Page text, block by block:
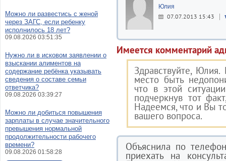
Юлия
07.07.2013 15:43
Имеется комментарий
Здравствуйте,
место быть
что в этой
подчеркнув тот
Надеемся, что и Вы
вашего вопроса.
Объяснила по
приехать на
Можно ли развестись с женой
через ЗАГС, если ребенку
исполнилось 18 лет?
09.08.2026 03:51:35
Нужно ли в исковом заявлении о
взыскании алиментов на
содержание ребёнка указывать
сведения о составе семьи
ответчика?
09.08.2026 03:39:27
Можно ли добиться повышения
зарплаты в случае значительного
превышения нормальной
продолжительности рабочего
времени?
09.08.2026 01:58:28